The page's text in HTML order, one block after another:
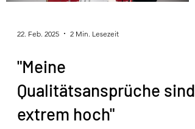
22. Feb. 2025 2 Min. Lesezeit
"Meine
Qualitätsansprüche sind
extrem hoch"